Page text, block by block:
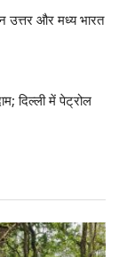
उत्तर और मध्य भारत
दिल्ली में पेट्रोल